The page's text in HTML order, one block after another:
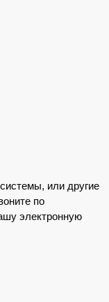
или другие
по
электронную